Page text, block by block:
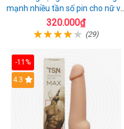
mạnh nhiều tần số pin cho nữ và
cặp đôi
320.000₫
(29)
-11%
4.3